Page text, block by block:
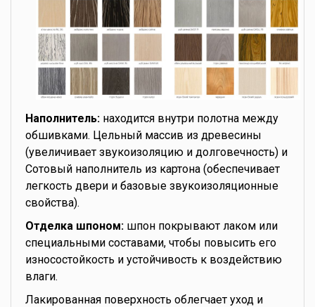
Наполнитель: находится внутри полотна между
обшивками. Цельный массив из древесины
(увеличивает звукоизоляцию и долговечность) и
Сотовый наполнитель из картона (обеспечивает
легкость двери и базовые звукоизоляционные
свойства).
Отделка шпоном: шпон покрывают лаком или
специальными составами, чтобы повысить его
износостойкость и устойчивость к воздействию
влаги.
Лакированная поверхность облегчает уход и